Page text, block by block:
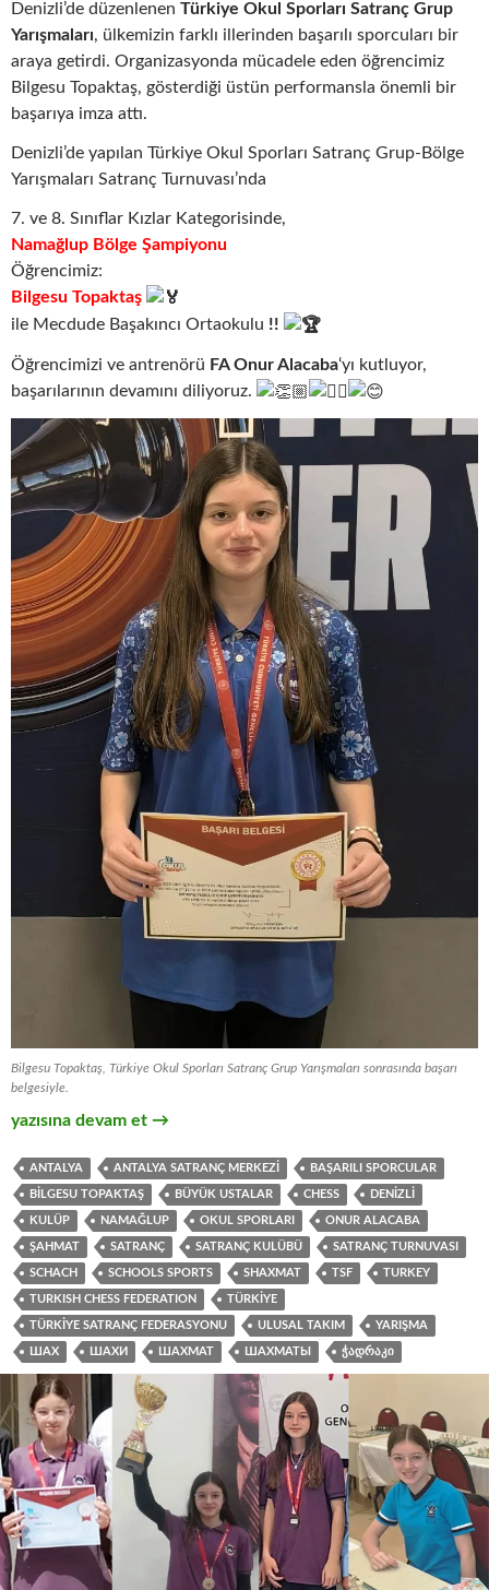
Denizli’de düzenlenen Türkiye Okul Sporları Satranç Grup
Yarışmaları, ülkemizin farklı illerinden başarılı sporcuları bir
araya getirdi. Organizasyonda mücadele eden öğrencimiz
Bilgesu Topaktaş, gösterdiği üstün performansla önemli bir
başarıya imza attı.
Denizli’de yapılan Türkiye Okul Sporları Satranç Grup-Bölge
Yarışmaları Satranç Turnuvası’nda
7. ve 8. Sınıflar Kızlar Kategorisinde,
Namağlup Bölge Şampiyonu
Öğrencimiz:
Bilgesu Topaktaş
ile Mecdude Başakıncı Ortaokulu !!
Öğrencimizi ve antrenörü FA Onur Alacaba‘yı kutluyor,
başarılarının devamını diliyoruz.
Bilgesu Topaktaş, Türkiye Okul Sporları Satranç Grup Yarışmaları sonrasında başarı
belgesiyle.
Türkiye Okul Sporları Satranç Bölge Yarışmaları Satranç
yazısına devam et →
ANTALYA ANTALYA SATRANÇ MERKEZI BAŞARILI SPORCULAR
BILGESU TOPAKTAŞ BÜYÜK USTALAR CHESS DENIZLI
KULÜP NAMAĞLUP OKUL SPORLARI ONUR ALACABA
ŞAHMAT SATRANÇ SATRANÇ KULÜBÜ SATRANÇ TURNUVASI
SCHACH SCHOOLS SPORTS SHAXMAT TSF TURKEY
TURKISH CHESS FEDERATION TÜRKIYE
TÜRKIYE SATRANÇ FEDERASYONU ULUSAL TAKIM YARIŞMA
ШАХ ШАХИ ШАХМАТ ШАХМАТЫ ᲭᲐᲓᲠᲐᲙᲘ